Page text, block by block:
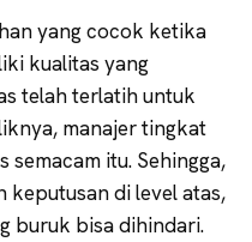
yang cocok ketika
kualitas yang
telah terlatih untuk
manajer tingkat
itu. Sehingga,
keputusan di level atas,
buruk bisa dihindari.